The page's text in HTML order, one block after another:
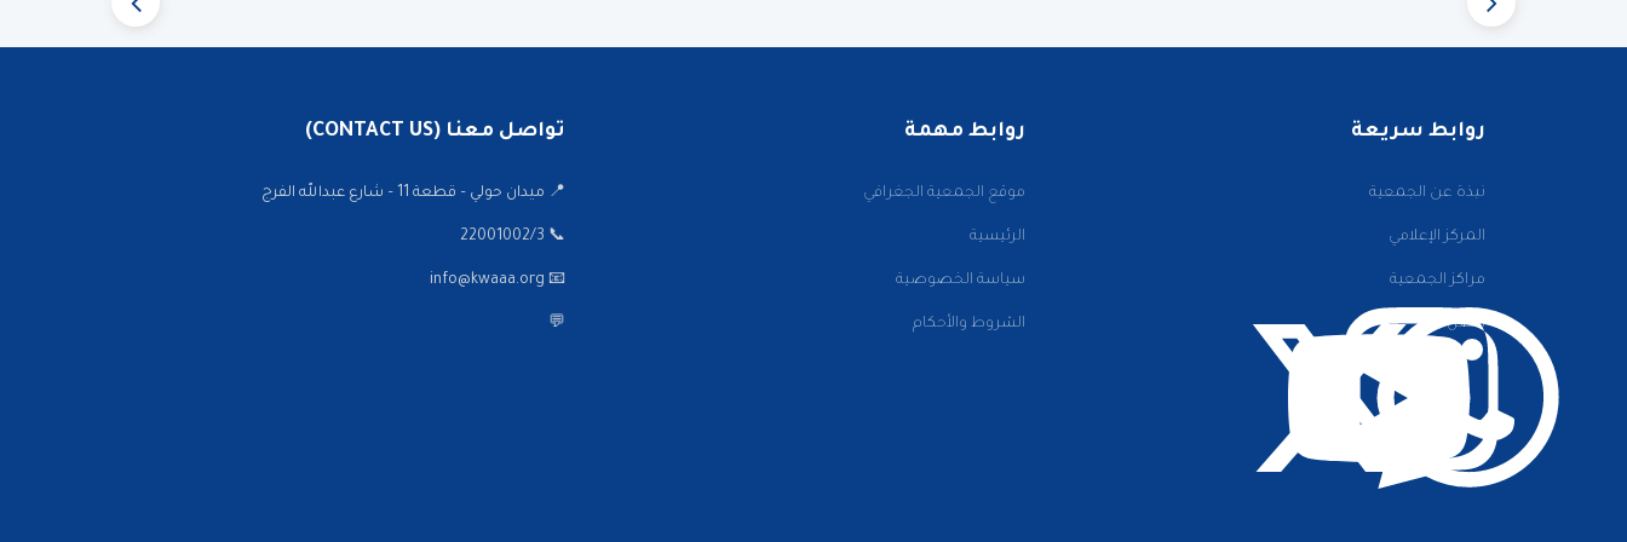
روابط سريعة
نبذة عن الجمعية
المركز الإعلامي
مراكز الجمعية
اتصل بنا
روابط مهمة
موقع الجمعية الجغرافي
الرئيسية
سياسة الخصوصية
الشروط والأحكام
تواصل معنا (CONTACT US)
📍 ميدان حولي – قطعة 11 – شارع عبدالله الفرج
📞 22001002/3
📧 info@kwaaa.org
💬